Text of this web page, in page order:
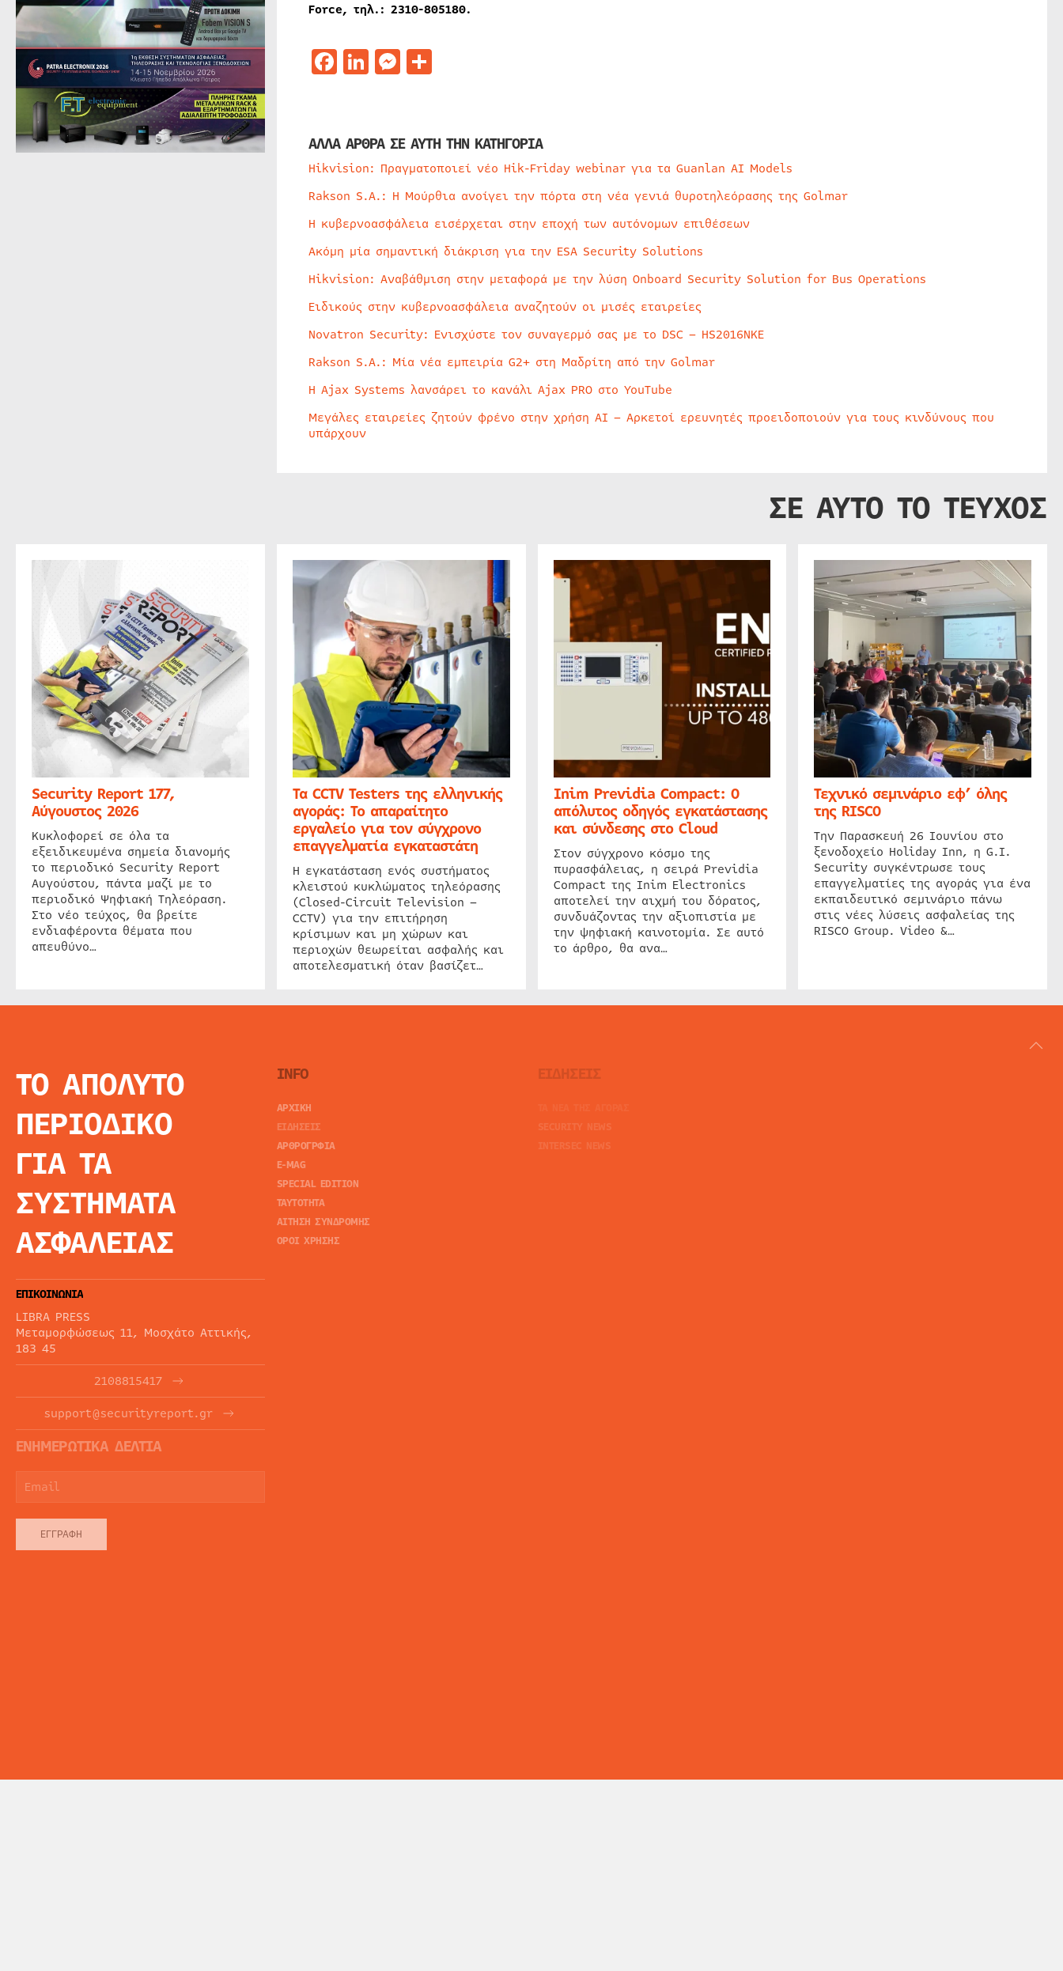
Force, τηλ.: 2310-805180.
Facebook
LinkedIn
Messenger
Μοιραστείτε
ΑΛΛΑ ΑΡΘΡΑ ΣΕ ΑΥΤΗ ΤΗΝ ΚΑΤΗΓΟΡΙΑ
Hikvision: Πραγματοποιεί νέο Hik-Friday webinar για τα Guanlan AI Models
Rakson S.A.: Η Μούρθια ανοίγει την πόρτα στη νέα γενιά θυροτηλεόρασης της Golmar
Η κυβερνοασφάλεια εισέρχεται στην εποχή των αυτόνομων επιθέσεων
Ακόμη μία σημαντική διάκριση για την ESA Security Solutions
Hikvision: Αναβάθμιση στην μεταφορά με την λύση Onboard Security Solution for Bus Operations
Ειδικούς στην κυβερνοασφάλεια αναζητούν οι μισές εταιρείες
Novatron Security: Ενισχύστε τον συναγερμό σας με το DSC – HS2016NKE
Rakson S.A.: Μία νέα εμπειρία G2+ στη Μαδρίτη από την Golmar
Η Ajax Systems λανσάρει το κανάλι Ajax PRO στο YouTube
Μεγάλες εταιρείες ζητούν φρένο στην χρήση AI – Αρκετοί ερευνητές προειδοποιούν για τους κινδύνους που
υπάρχουν
ΣΕ ΑΥΤΟ ΤΟ ΤΕΥΧΟΣ
Security Report 177,
Αύγουστος 2026
Κυκλοφορεί σε όλα τα
εξειδικευμένα σημεία διανομής
το περιοδικό Security Report
Αυγούστου, πάντα μαζί με το
περιοδικό Ψηφιακή Τηλεόραση.
Στο νέο τεύχος, θα βρείτε
ενδιαφέροντα θέματα που
απευθύνο…
Τα CCTV Testers της ελληνικής
αγοράς: Το απαραίτητο
εργαλείο για τον σύγχρονο
επαγγελματία εγκαταστάτη
Η εγκατάσταση ενός συστήματος
κλειστού κυκλώματος τηλεόρασης
(Closed-Circuit Television –
CCTV) για την επιτήρηση
κρίσιμων και μη χώρων και
περιοχών θεωρείται ασφαλής και
αποτελεσματική όταν βασίζετ…
Inim Previdia Compact: Ο
απόλυτος οδηγός εγκατάστασης
και σύνδεσης στο Cloud
Στον σύγχρονο κόσμο της
πυρασφάλειας, η σειρά Previdia
Compact της Inim Electronics
αποτελεί την αιχμή του δόρατος,
συνδυάζοντας την αξιοπιστία με
την ψηφιακή καινοτομία. Σε αυτό
το άρθρο, θα ανα…
Τεχνικό σεμινάριο εφ’ όλης
της RISCO
Την Παρασκευή 26 Ιουνίου στο
ξενοδοχείο Holiday Inn, η G.I.
Security συγκέντρωσε τους
επαγγελματίες της αγοράς για ένα
εκπαιδευτικό σεμινάριο πάνω
στις νέες λύσεις ασφαλείας της
RISCO Group. Video &…
ΤΟ ΑΠΟΛΥΤΟ
ΠΕΡΙΟΔΙΚΟ
ΓΙΑ ΤΑ
ΣΥΣΤΗΜΑΤΑ
ΑΣΦΑΛΕΙΑΣ
ΕΠΙΚΟΙΝΩΝΙΑ
LIBRA PRESS
Μεταμορφώσεως 11, Μοσχάτο Αττικής,
183 45
2108815417
support@securityreport.gr
ΕΝΗΜΕΡΩΤΙΚΑ ΔΕΛΤΙΑ
ΕΓΓΡΑΦΉ
INFO
ΑΡΧΙΚΗ
ΕΙΔΗΣΕΙΣ
ΑΡΘΡΟΓΡΦΙΑ
E-MAG
SPECIAL EDITION
ΤΑΥΤΟΤΗΤΑ
ΑΙΤΗΣΗ ΣΥΝΔΡΟΜΗΣ
ΟΡΟΙ ΧΡΗΣΗΣ
ΕΙΔΗΣΕΙΣ
SECURITY NEWS
INTERSEC NEWS